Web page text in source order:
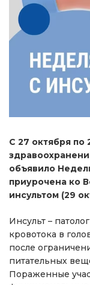
С 27 октября по
объявило
приурочена ко
инсультом (29
Инсульт –
кровотока в
после
питательных
Пораженные